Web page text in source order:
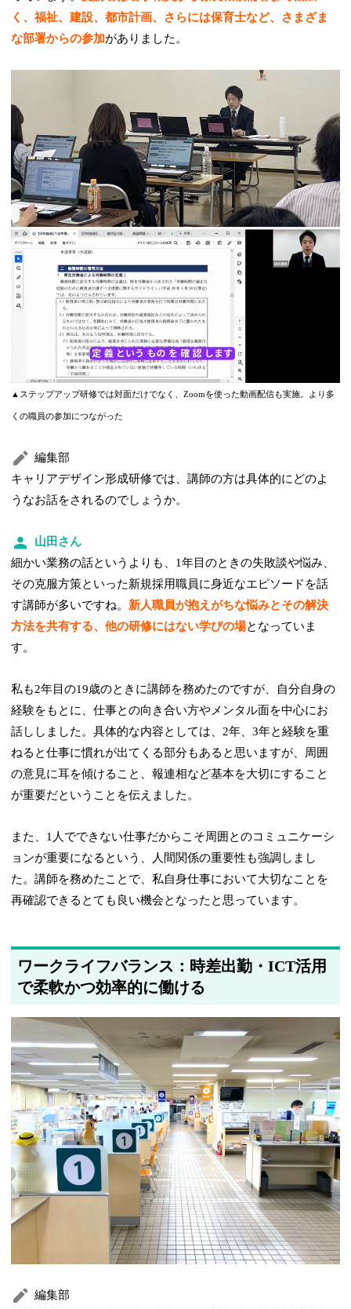
く、福祉、建設、都市計画、さらには保育士など、さまざま
な部署からの参加がありました。
▲ステップアップ研修では対面だけでなく、Zoomを使った動画配信も実施。より多
くの職員の参加につながった
編集部
キャリアデザイン形成研修では、講師の方は具体的にどのよ
うなお話をされるのでしょうか。
山田さん
細かい業務の話というよりも、1年目のときの失敗談や悩み、
その克服方策といった新規採用職員に身近なエピソードを話
す講師が多いですね。新人職員が抱えがちな悩みとその解決
方法を共有する、他の研修にはない学びの場となっていま
す。
私も2年目の19歳のときに講師を務めたのですが、自分自身の
経験をもとに、仕事との向き合い方やメンタル面を中心にお
話ししました。具体的な内容としては、2年、3年と経験を重
ねると仕事に慣れが出てくる部分もあると思いますが、周囲
の意見に耳を傾けること、報連相など基本を大切にすること
が重要だということを伝えました。
また、1人でできない仕事だからこそ周囲とのコミュニケーシ
ョンが重要になるという、人間関係の重要性も強調しまし
た。講師を務めたことで、私自身仕事において大切なことを
再確認できるとても良い機会となったと思っています。
ワークライフバランス：時差出勤・ICT活用
で柔軟かつ効率的に働ける
編集部